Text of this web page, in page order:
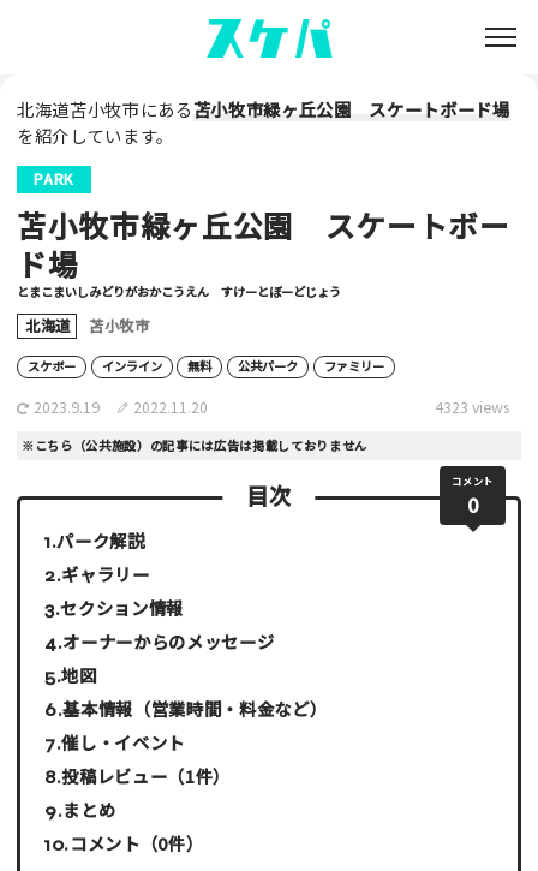
北海道苫小牧市にある苫小牧市緑ヶ丘公園 スケートボード場
を紹介しています。
PARK
苫小牧市緑ヶ丘公園 スケートボー
ド場
とまこまいしみどりがおかこうえん すけーとぼーどじょう
北海道 苫小牧市
スケボー インライン 無料 公共パーク ファミリー
2023.9.19 2022.11.20 4323 views
※こちら（公共施設）の記事には広告は掲載しておりません
コメント
0
目次
パーク解説
ギャラリー
セクション情報
オーナーからのメッセージ
地図
基本情報（営業時間・料金など）
催し・イベント
投稿レビュー（1件）
まとめ
コメント（0件）